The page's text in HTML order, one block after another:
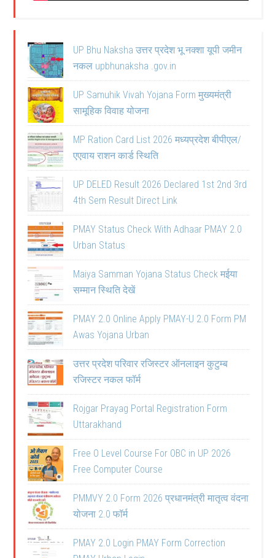
UP Bhu Naksha उत्तर प्रदेश भू नक्शा यूपी जमीन
नकल upbhunaksha .gov.in
UP Samuhik Vivah Yojana Form मुख्यमंत्री
सामूहिक विवाह योजना
MP Ration Card List 2026 मध्यप्रदेश बीपीएल/
एएवाय राशन कार्ड स्थिति
UP DELED Result 2026 Declared 1st 2nd 3rd
4th Sem Result Direct Link
PMAY Status Check With Adhaar PMAY 2.0
Urban Status
Maiya Samman Yojana Status Check मईया
सम्मान स्थिति देखें
PMAY 2.0 Online Apply PMAY-U 2.0 Form PM
Awas Yojana Urban
उत्तर प्रदेश परिवार रजिस्टर ऑनलाइन कुटुम्ब
रजिस्टर नकल फॉर्म
Rojgar Prayag Portal Registration Form
Uttarakhand
Free O Level Course For OBC in UP 2026
Free Computer Course
PMMVY 2.0 Form 2026 प्रधानमंत्री मातृत्व वंदना
योजना 2.0 फॉर्म
PMAY 2.0 Login PMAY Form Correction